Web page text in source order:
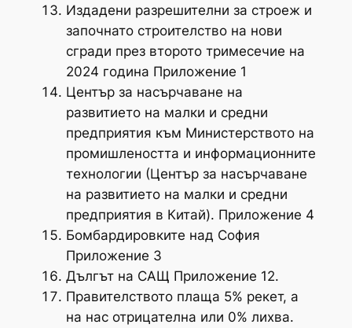
Издадени разрешителни за строеж и
започнато строителство на нови
сгради през второто тримесечие на
2024 година Приложение 1
Център за насърчаване на
развитието на малки и средни
предприятия към Министерството на
промишлеността и информационните
технологии (Център за насърчаване
на развитието на малки и средни
предприятия в Китай). Приложение 4
Бомбардировките над София
Приложение 3
Дългът на САЩ Приложение 12.
Правителството плаща 5% рекет, а
на нас отрицателна или 0% лихва.